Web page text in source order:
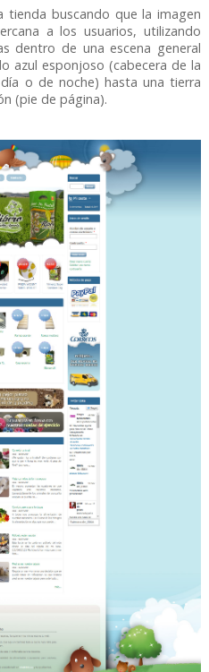
tienda buscando que la imagen
a los usuarios, utilizando
dentro de una escena general
azul esponjoso (cabecera de la
o de noche) hasta una tierra
(pie de página).